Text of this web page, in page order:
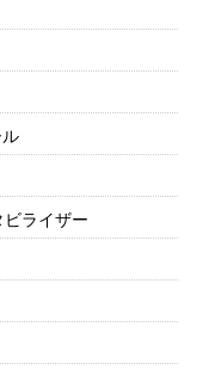
ビライザー